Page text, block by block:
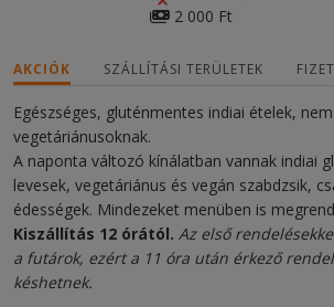
2 000 Ft
AKCIÓK SZÁLLÍTÁSI TERÜLETEK
Egészséges, gluténmentes indiai ételek,
vegetáriánusoknak.
A naponta változó kínálatban vannak indiai
levesek, vegetáriánus és vegán szabdzsik,
édességek. Mindezeket menüben is
Kiszállítás 12 órától. Az első
a futárok, ezért a 11 óra után érkező
késhetnek.